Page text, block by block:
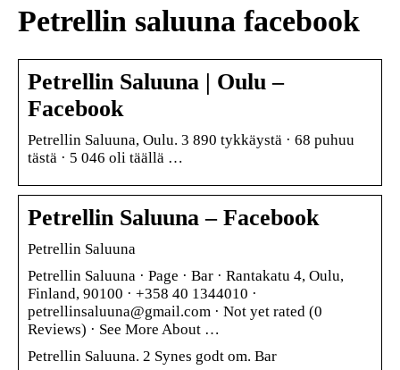
Petrellin saluuna facebook
Petrellin Saluuna | Oulu –
Facebook
Petrellin Saluuna, Oulu. 3 890 tykkäystä · 68 puhuu
tästä · 5 046 oli täällä …
Petrellin Saluuna – Facebook
Petrellin Saluuna
Petrellin Saluuna · Page · Bar · Rantakatu 4, Oulu,
Finland, 90100 · +358 40 1344010 ·
petrellinsaluuna@gmail.com · Not yet rated (0
Reviews) · See More About …
Petrellin Saluuna. 2 Synes godt om. Bar